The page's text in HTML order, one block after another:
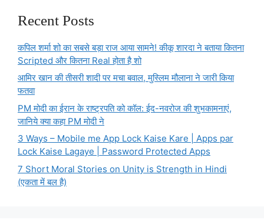
Recent Posts
कपिल शर्मा शो का सबसे बड़ा राज आया सामने! कीकू शारदा ने बताया कितना
Scripted और कितना Real होता है शो
आमिर खान की तीसरी शादी पर मचा बवाल, मुस्लिम मौलाना ने जारी किया
फतवा
PM मोदी का ईरान के राष्ट्रपति को कॉल: ईद-नवरोज की शुभकामनाएं,
जानिये क्या कहा PM मोदी ने
3 Ways – Mobile me App Lock Kaise Kare | Apps par
Lock Kaise Lagaye | Password Protected Apps
7 Short Moral Stories on Unity is Strength in Hindi
(एकता में बल है)